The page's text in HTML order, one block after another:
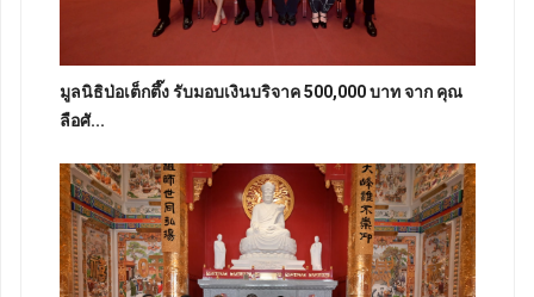
มูลนิธิป่อเต็กตึ๊ง รับมอบเงินบริจาค 500,000 บาท จาก คุณ
ลือศั...